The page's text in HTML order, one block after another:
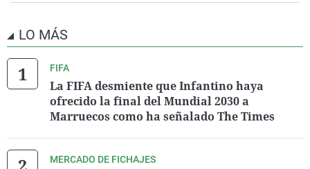
LO MÁS
FIFA
La FIFA desmiente que Infantino haya
ofrecido la final del Mundial 2030 a
Marruecos como ha señalado The Times
MERCADO DE FICHAJES